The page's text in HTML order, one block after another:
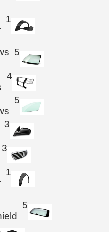
1
5
4
5
3
3
1
5